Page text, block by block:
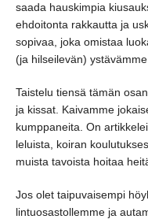
saada hauskimpia
ehdoitonta rakkautta ja
sopivaa, joka omistaa
(ja hilseilevän)
Taistelu tiensä tämän
ja kissat. Kaivamme
kumppaneita. On
leluista, koiran
muista tavoista hoitaa
Jos olet taipuvaisempi
lintuosastollemme ja